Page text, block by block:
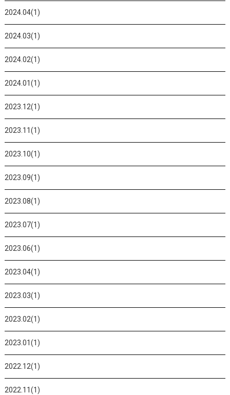
2024.04(1)
2024.03(1)
2024.02(1)
2024.01(1)
2023.12(1)
2023.11(1)
2023.10(1)
2023.09(1)
2023.08(1)
2023.07(1)
2023.06(1)
2023.04(1)
2023.03(1)
2023.02(1)
2023.01(1)
2022.12(1)
2022.11(1)